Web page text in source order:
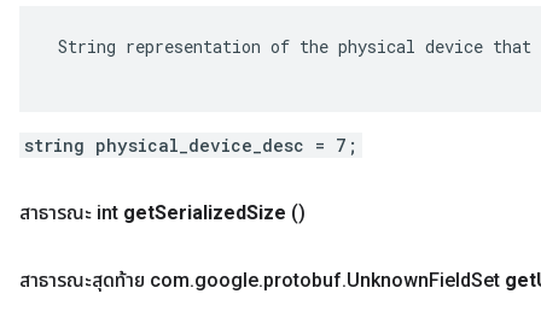
String representation of the physical device that
string physical_device_desc = 7;
สาธารณะ int getSerializedSize ()
สาธารณะสุดท้าย com.google.protobuf.UnknownFieldSet get